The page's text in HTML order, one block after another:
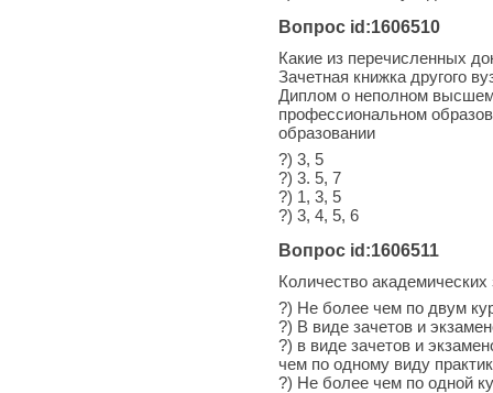
Вопрос id:1606510
Какие из перечисленных
Зачетная книжка другого
Диплом о неполном
профессиональном
образовании
?) 3, 5
?) 3. 5, 7
?) 1, 3, 5
?) 3, 4, 5, 6
Вопрос id:1606511
Количество
?) Не более чем по двум
?) В виде зачетов и
?) в виде зачетов и
чем по одному виду
?) Не более чем по одной